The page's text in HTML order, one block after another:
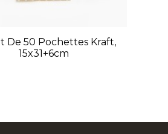
De 50 Pochettes Kraft,
15x31+6cm